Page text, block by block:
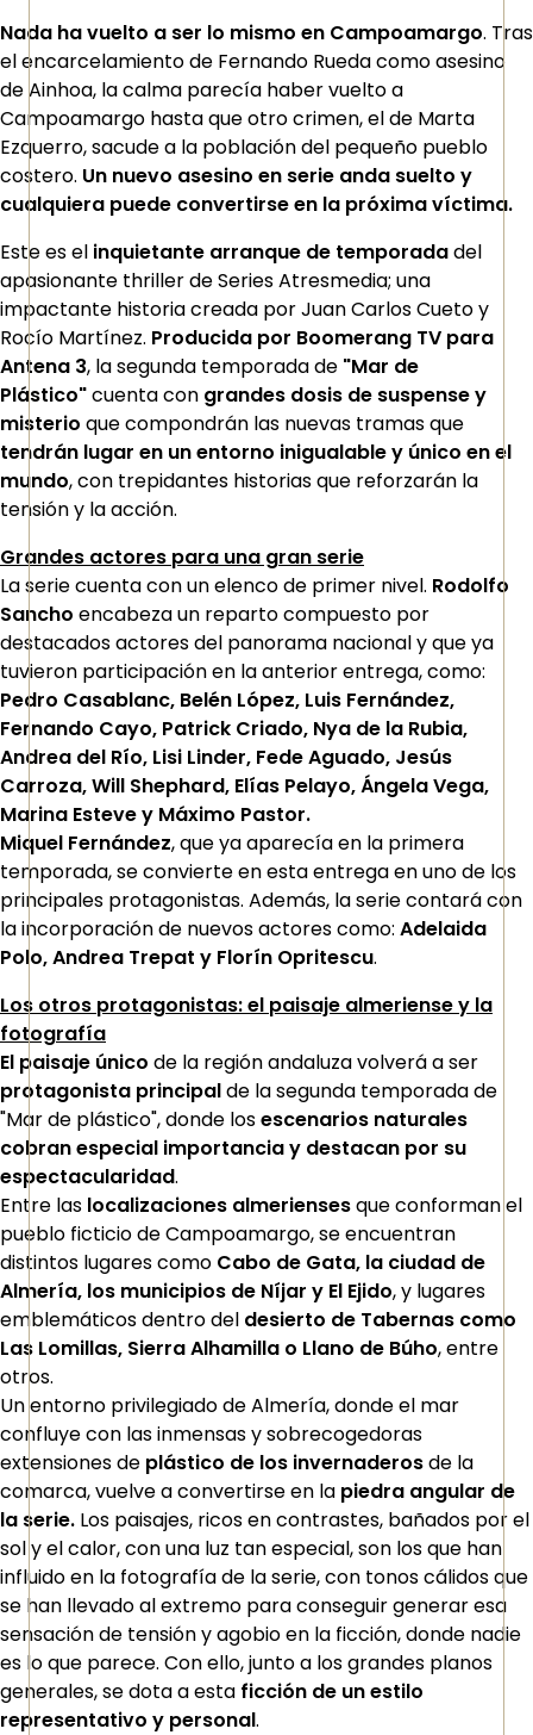
Nada ha vuelto a ser lo mismo en Campoamargo. Tras
el encarcelamiento de Fernando Rueda como asesino
de Ainhoa, la calma parecía haber vuelto a
Campoamargo hasta que otro crimen, el de Marta
Ezquerro, sacude a la población del pequeño pueblo
costero. Un nuevo asesino en serie anda suelto y
cualquiera puede convertirse en la próxima víctima.
Este es el inquietante arranque de temporadadel
apasionante thriller de Series Atresmedia; una
impactante historia creada por Juan Carlos Cueto y
Rocío Martínez. Producida por Boomerang TV para
Antena 3, la segunda temporada de "Mar de
Plástico"cuenta con grandes dosis de suspense y
misterio que compondrán las nuevas tramas que
tendrán lugar en un entorno inigualable y único en el
mundo, con trepidantes historias que reforzarán la
tensión y la acción.
Grandes actores para una gran serie
La serie cuenta con unelenco de primer nivel. Rodolfo
Sancho encabeza un reparto compuesto por
destacados actores del panorama nacional y que ya
tuvieron participación en la anterior entrega, como:
Pedro Casablanc, Belén López, Luis Fernández,
Fernando Cayo, Patrick Criado, Nya de la Rubia,
Andrea del Río, Lisi Linder, Fede Aguado, Jesús
Carroza, Will Shephard, Elías Pelayo, Ángela Vega,
Marina Esteve y Máximo Pastor.
Miquel Fernández, que ya aparecía en la primera
temporada, se convierte en esta entrega en uno de los
principales protagonistas. Además, la serie contará con
la incorporación de nuevos actores como: Adelaida
Polo, Andrea Trepat y Florín Opritescu.
Los otros protagonistas: el paisaje almeriense y la
fotografía
El paisaje único de la región andaluza volverá a ser
protagonista principalde la segunda temporada de
"Mar de plástico", donde losescenarios naturales
cobran especial importancia y destacan por su
espectacularidad.
Entre las localizaciones almeriensesque conforman el
pueblo ficticio de Campoamargo, se encuentran
distintos lugares como Cabo de Gata, la ciudad de
Almería, los municipios de Níjar y El Ejido, y lugares
emblemáticos dentro del desierto de Tabernas como
Las Lomillas, Sierra Alhamilla o Llano de Búho, entre
otros.
Un entorno privilegiado de Almería, donde el mar
confluye con las inmensas y sobrecogedoras
extensiones de plástico de los invernaderosde la
comarca, vuelve a convertirse en la piedra angular de
la serie. Los paisajes, ricos en contrastes, bañados por el
sol y el calor, con una luz tan especial, son los que han
influido en la fotografía de la serie, con tonos cálidos que
se han llevado al extremo para conseguir generar esa
sensación de tensión y agobio en la ficción, donde nadie
es lo que parece. Con ello, junto a los grandes planos
generales, se dota a esta ficción de un estilo
representativo y personal.